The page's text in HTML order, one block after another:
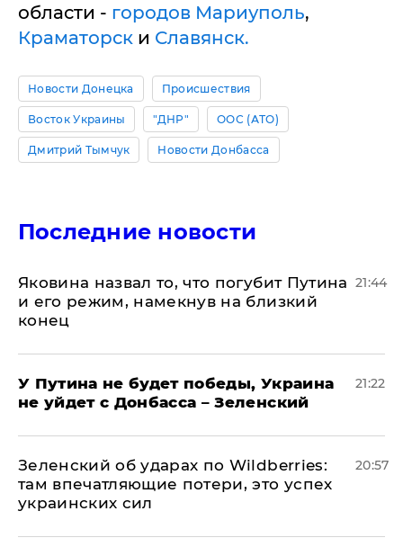
области - городов Мариуполь,
Краматорск и Славянск.
Новости Донецка Происшествия
Восток Украины "ДНР" ООС (АТО)
Дмитрий Тымчук Новости Донбасса
Последние новости
Яковина назвал то, что погубит Путина
и его режим, намекнув на близкий
конец
21:44
У Путина не будет победы, Украина
не уйдет с Донбасса – Зеленский
21:22
Зеленский об ударах по Wildberries:
там впечатляющие потери, это успех
украинских сил
20:57